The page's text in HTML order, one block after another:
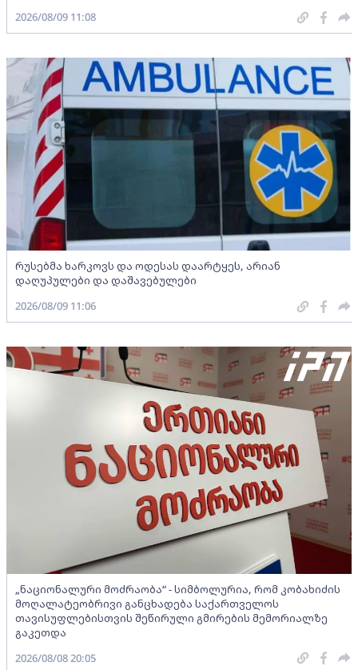
2026/08/09 11:08
რუსებმა ხარკოვს და ოდესას დაარტყეს, არიან
დაღუპულები და დაშავებულები
2026/08/09 11:06
„ნაციონალური მოძრაობა“ - სიმბოლურია, რომ კობახიძის
მოღალატეობრივი განცხადება საქართველოს
თავისუფლებისთვის შეწირული გმირების მემორიალზე
გაკეთდა
2026/08/08 20:05